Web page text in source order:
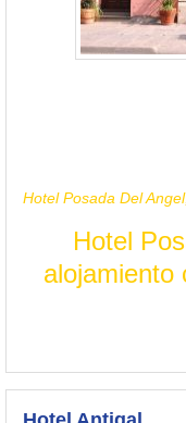
Hotel Posada Del
Hotel
alojamiento